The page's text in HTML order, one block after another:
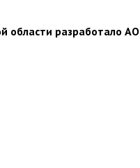
области разработало АО